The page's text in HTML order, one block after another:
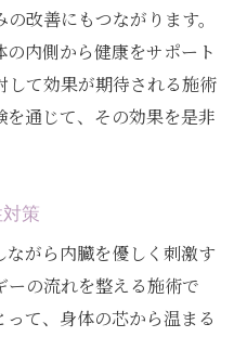
改善にもつながります。
内側から健康をサポート
して効果が期待される施術
通じて、その効果を是非
策
がら内臓を優しく刺激す
ーの流れを整える施術で
て、身体の芯から温まる